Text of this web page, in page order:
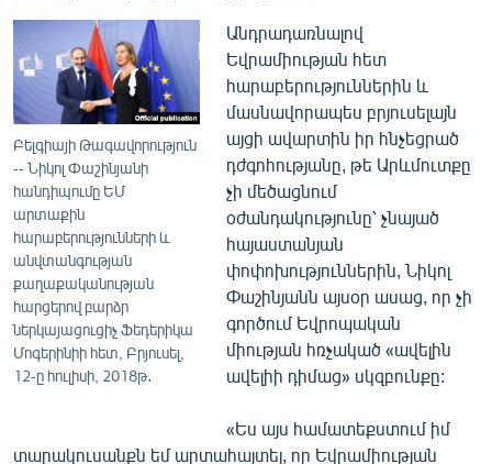
Բելգիայի Թագավորություն
-- Նիկոլ Փաշինյանի
հանդիպումը ԵՄ
արտաքին
հարաբերությունների և
անվտանգության
քաղաքականության
հարցերով բարձր
ներկայացուցիչ Ֆեդերիկա
Մոգերինիի հետ, Բրյուսել,
12-ը հուլիսի, 2018թ․
Անդրադառնալով
Եվրամիության հետ
հարաբերություններին և
մասնավորապես բրյուսելայն
այցի ավարտին իր հնչեցրած
դժգոհությանը, թե Արևմուտքը
չի մեծացնում
օժանդակությունը՝ չնայած
հայաստանյան
փոփոխություններին, Նիկոլ
Փաշինյանն այսօր ասաց, որ չի
գործում Եվրոպական
միության հռչակած «ավելին
ավելիի դիմաց» սկզբունքը:
«Ես այս համատեքստում իմ
տարակուսանքն եմ արտահայտել, որ Եվրամիության